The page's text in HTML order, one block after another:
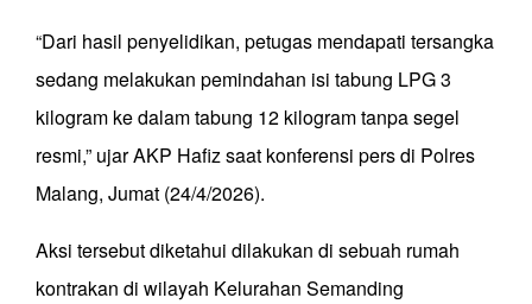
“Dari hasil penyelidikan, petugas mendapati tersangka
sedang melakukan pemindahan isi tabung LPG 3
kilogram ke dalam tabung 12 kilogram tanpa segel
resmi,” ujar AKP Hafiz saat konferensi pers di Polres
Malang, Jumat (24/4/2026).
Aksi tersebut diketahui dilakukan di sebuah rumah
kontrakan di wilayah Kelurahan Semanding